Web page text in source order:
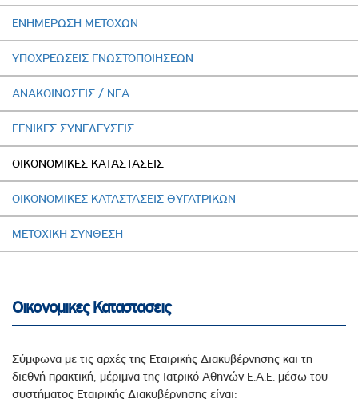
ΕΝΗΜΕΡΩΣΗ ΜΕΤΟΧΩΝ
ΥΠΟΧΡΕΩΣΕΙΣ ΓΝΩΣΤΟΠΟΙΗΣΕΩΝ
ΑΝΑΚΟΙΝΩΣΕΙΣ / ΝΕΑ
ΓΕΝΙΚΕΣ ΣΥΝΕΛΕΥΣΕΙΣ
ΟΙΚΟΝΟΜΙΚΕΣ ΚΑΤΑΣΤΑΣΕΙΣ
ΟΙΚΟΝΟΜΙΚΕΣ ΚΑΤΑΣΤΑΣΕΙΣ ΘΥΓΑΤΡΙΚΩΝ
ΜΕΤΟΧΙΚΗ ΣΥΝΘΕΣΗ
Οικονομικες Καταστασεις
Σύμφωνα με τις αρχές της Εταιρικής Διακυβέρνησης και τη
διεθνή πρακτική, μέριμνα της Ιατρικό Αθηνών Ε.Α.Ε. μέσω του
συστήματος Εταιρικής Διακυβέρνησης είναι: